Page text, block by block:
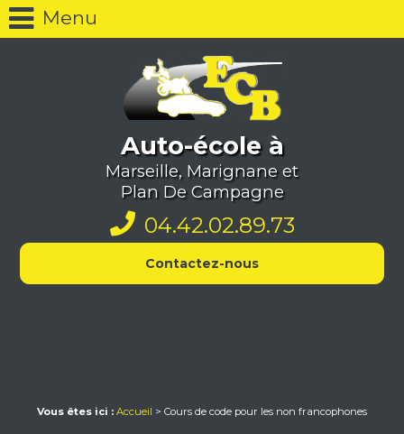
Menu
Auto-école à
Marseille, Marignane et
Plan De Campagne
04.42.02.89.73
Contactez-nous
Vous êtes ici : Accueil > Cours de code pour les non francophones